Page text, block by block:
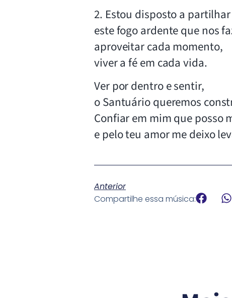
2. Estou disposto a partilhar
este fogo ardente que nos
aproveitar cada momento,
viver a fé em cada vida.
Ver por dentro e sentir,
o Santuário queremos
Confiar em mim que posso
e pelo teu amor me deixo
Anterior
Compartilhe essa música: